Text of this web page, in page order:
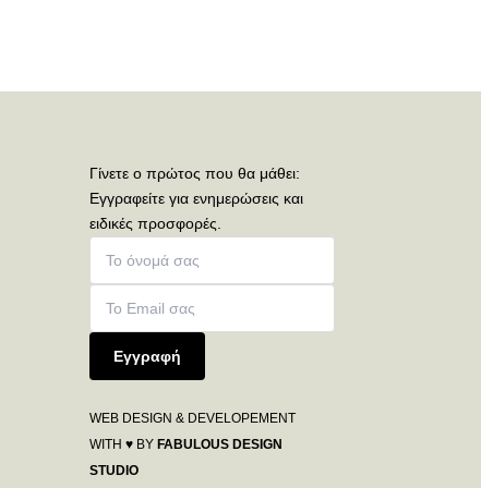
Γίνετε ο πρώτος που θα μάθει:
Εγγραφείτε για ενημερώσεις και
ειδικές προσφορές.
Εγγραφή
WEB DESIGN & DEVELOPEMENT
WITH ♥ BY FABULOUS DESIGN
STUDIO